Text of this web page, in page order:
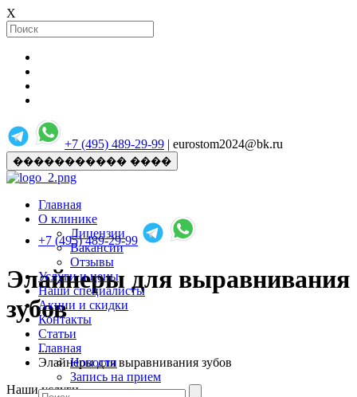
X
+7 (495) 489-29-99 | eurostom2024@bk.ru
����������� ����
Главная
О клинике
Лицензии
Вакансии
Отзывы
Услуги и цены
Наши специалисты
Акции и скидки
Контакты
Статьи
...
Новости
Запись на прием
+7 (495) 489-29-99
Элайнеры для выравнивания
зубов
Главная
Элайнеры для выравнивания зубов
Наши услуги